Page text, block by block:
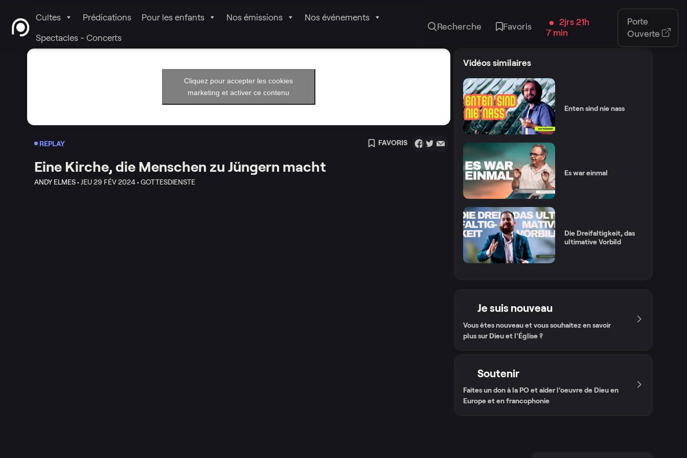
Cultes Prédications Pour les enfants Nos émissions Nos événements
Spectacles - Concerts
Recherche Favoris
2jrs 21h
7 min
Porte
Ouverte
Cliquez pour accepter les cookies
marketing et activer ce contenu
REPLAY FAVORIS
Eine Kirche, die Menschen zu Jüngern macht
ANDY ELMES • JEU 29 FÉV 2024 • GOTTESDIENSTE
Vidéos similaires
Enten sind nie nass
Es war einmal
Die Dreifaltigkeit, das
ultimative Vorbild
Je suis nouveau
Vous êtes nouveau et vous souhaitez en savoir
plus sur Dieu et l'Église ?
Soutenir
Faites un don à la PO et aider l'oeuvre de Dieu en
Europe et en francophonie